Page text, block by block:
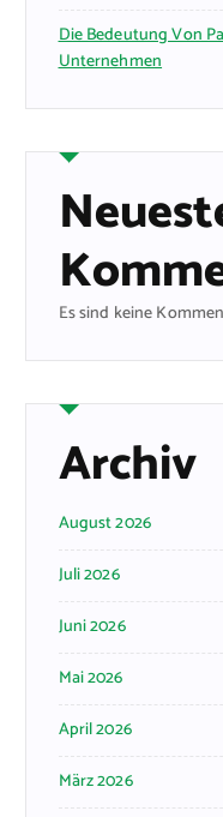
Die Bedeutung Von
Unternehmen
Es sind keine
Archiv
August 2026
Juli 2026
Juni 2026
Mai 2026
April 2026
März 2026